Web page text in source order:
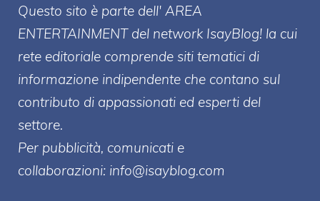
Questo sito è parte dell' AREA
ENTERTAINMENT del network IsayBlog! la cui
rete editoriale comprende siti tematici di
informazione indipendente che contano sul
contributo di appassionati ed esperti del
settore.
Per pubblicità, comunicati e
collaborazioni: info@isayblog.com